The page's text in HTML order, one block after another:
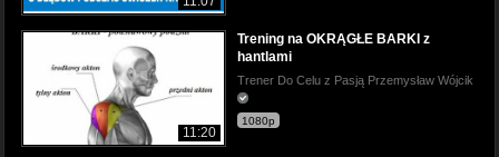
11:20
Trening na OKRĄGŁE BARKI z
hantlami
Trener Do Celu z Pasją Przemysław Wójcik
1080p